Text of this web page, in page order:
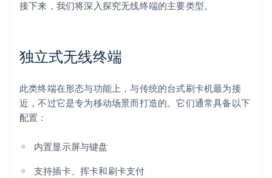
接下来，我们将深入探究无线终端的主要类型。
独立式无线终端
此类终端在形态与功能上，与传统的台式刷卡机最为接
近，不过它是专为移动场景而打造的。它们通常具备以下
配置：
内置显示屏与键盘
支持插卡、挥卡和刷卡支付